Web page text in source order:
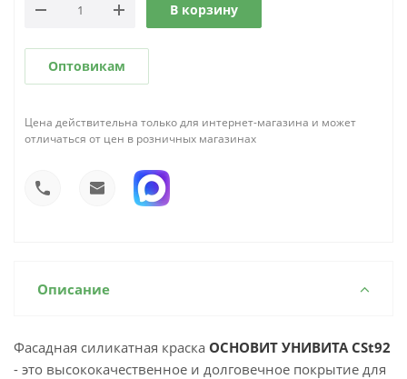
В корзину
Оптовикам
Цена действительна только для интернет-магазина и может
отличаться от цен в розничных магазинах
Описание
Фасадная силикатная краска ОСНОВИТ УНИВИТА CSt92
- это высококачественное и долговечное покрытие для